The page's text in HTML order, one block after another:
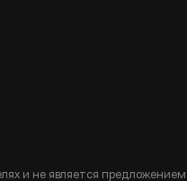
и не является